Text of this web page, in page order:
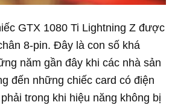
GTX 1080 Ti Lightning Z được
8-pin. Đây là con số khá
năm gần đây khi các nhà sản
đến những chiếc card có điện
trong khi hiệu năng không bị